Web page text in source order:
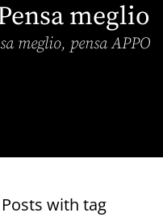
meglio
meglio, pensa APPO
Posts with tag